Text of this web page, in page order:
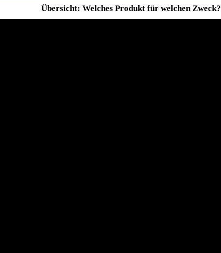
Übersicht: Welches Produkt für welchen Zweck?